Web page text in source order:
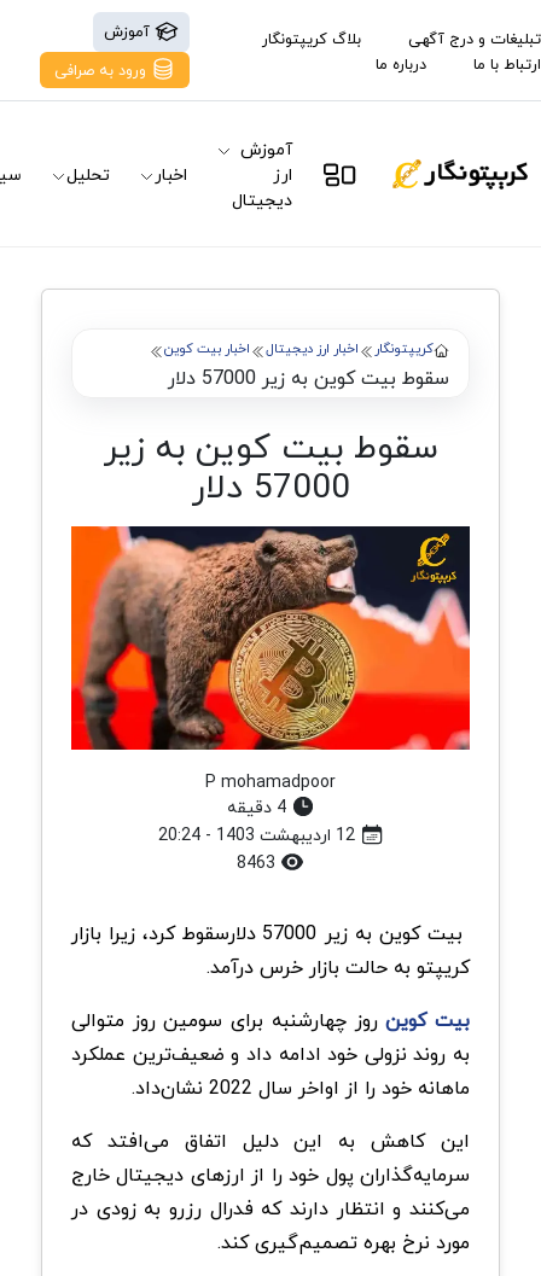
تبلیغات و درج آگهی
بلاگ کریپتونگار
ارتباط با ما
درباره ما
آموزش
ورود به صرافی
آموزش
ارز
دیجیتال
اخبار تحلیل
کریپتونگار اخبار ارز دیجیتال اخبار بیت کوین
سقوط بیت کوین به زیر 57000 دلار
سقوط بیت کوین به زیر
57000 دلار
P mohamadpoor
4 دقیقه
12 اردیبهشت 1403 - 20:24
بیت کوین به زیر 57000 دلارسقوط کرد، زیرا بازار
کریپتو به حالت بازار خرس درآمد.
بیت کوینروز چهارشنبه برای سومین روز متوالی
به روند نزولی خود ادامه داد و ضعیف‌ترین عملکرد
ماهانه خود را از اواخر سال 2022 نشان‌داد.
این کاهش به این دلیل اتفاق می‌افتد که
سرمایه‌گذاران پول خود را از ارزهای دیجیتال خارج
می‌کنند و انتظار دارند که فدرال رزرو به زودی در
مورد نرخ بهره تصمیم‌گیری کند.